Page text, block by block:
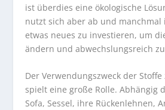
ist überdies eine ökologische
nutzt sich aber ab und manchmal
etwas neues zu investieren, um
ändern und abwechslungsreich
Der Verwendungszweck der
spielt eine große Rolle. Abhängig
Sofa, Sessel, ihre Rückenlehnen,